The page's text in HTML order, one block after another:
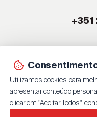
+351
© 2026
By
Utilizamos cookies para
apresentar conteúdo
clicar em "Aceitar Todos",